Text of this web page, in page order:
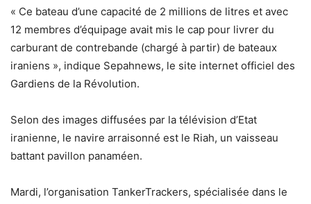
« Ce bateau d’une capacité de 2 millions de litres et avec
12 membres d’équipage avait mis le cap pour livrer du
carburant de contrebande (chargé à partir) de bateaux
iraniens », indique Sepahnews, le site internet officiel des
Gardiens de la Révolution.
Selon des images diffusées par la télévision d’Etat
iranienne, le navire arraisonné est le Riah, un vaisseau
battant pavillon panaméen.
Mardi, l’organisation TankerTrackers, spécialisée dans le